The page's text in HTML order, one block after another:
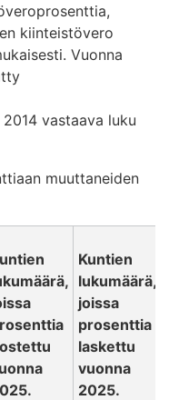
kiinteistövero
Vuonna
vastaava luku
muuttaneiden
Kuntien
lukumäärä,
joissa
prosenttia
laskettu
vuonna
2025.